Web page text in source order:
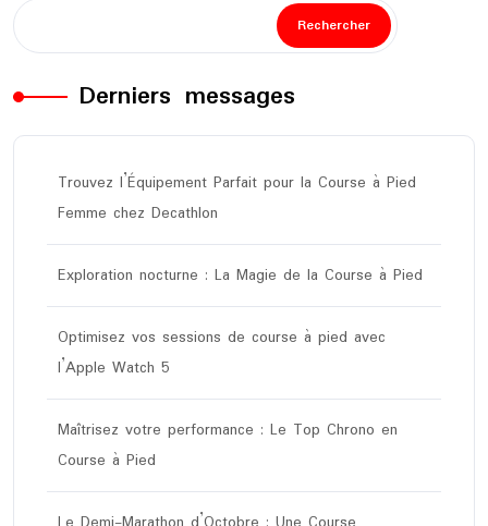
Rechercher
Derniers messages
Trouvez l’Équipement Parfait pour la Course à Pied
Femme chez Decathlon
Exploration nocturne : La Magie de la Course à Pied
Optimisez vos sessions de course à pied avec
l’Apple Watch 5
Maîtrisez votre performance : Le Top Chrono en
Course à Pied